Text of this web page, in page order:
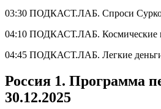
03:30 ПОДКАСТ.ЛАБ. Спроси
04:10 ПОДКАСТ.ЛАБ. Космические
04:45 ПОДКАСТ.ЛАБ. Легкие
Россия 1. Программа
30.12.2025